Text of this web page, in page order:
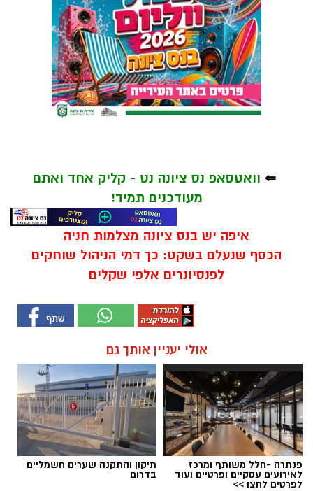
⇐ וואטסאפ נס ציונה נט - קליק אחד ואתם
מעודכנים תמיד!
איפה יש בנס ציונה מצלמות חניה
הכסף שנעלם בשקט: כך דמי הניהול שוחקים
לפנסיונרים אלפי שקלים
אולי יעניין אותך גם
פנתרה -חלל משותף ומרכז
לאירועים עסקיים ופרטיים ועוד
לפרטים לחצו >>
תיקון והתקנה שערים חשמליים
בדרום